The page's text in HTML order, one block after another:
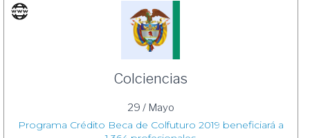
Colciencias
29 / Mayo
Programa Crédito Beca de Colfuturo 2019 beneficiará a